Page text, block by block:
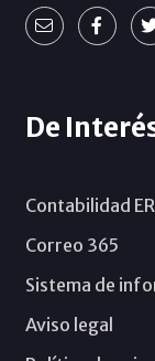
De
Contabilidad
Correo 365
Sistema de
Aviso legal